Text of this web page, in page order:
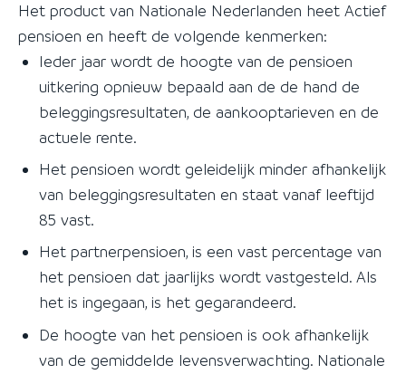
Het product van Nationale Nederlanden heet Actief
pensioen en heeft de volgende kenmerken:
Ieder jaar wordt de hoogte van de pensioen
uitkering opnieuw bepaald aan de de hand de
beleggingsresultaten, de aankooptarieven en de
actuele rente.
Het pensioen wordt geleidelijk minder afhankelijk
van beleggingsresultaten en staat vanaf leeftijd
85 vast.
Het partnerpensioen, is een vast percentage van
het pensioen dat jaarlijks wordt vastgesteld. Als
het is ingegaan, is het gegarandeerd.
De hoogte van het pensioen is ook afhankelijk
van de gemiddelde levensverwachting. Nationale